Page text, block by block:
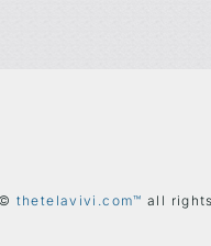
thetelavivi.com™ all